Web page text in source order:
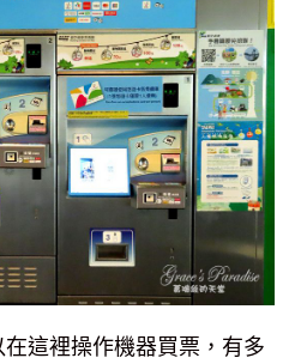
這裡操作機器買票，有多